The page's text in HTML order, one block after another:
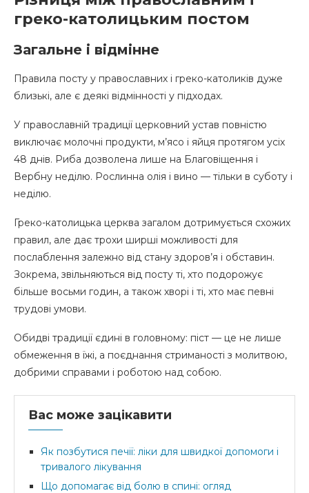
греко-католицьким постом
Загальне і відмінне
Правила посту у православних і греко-католиків дуже
близькі, але є деякі відмінності у підходах.
У православній традиції церковний устав повністю
виключає молочні продукти, м’ясо і яйця протягом усіх
48 днів. Риба дозволена лише на Благовіщення і
Вербну неділю. Рослинна олія і вино — тільки в суботу і
неділю.
Греко-католицька церква загалом дотримується схожих
правил, але дає трохи ширші можливості для
послаблення залежно від стану здоров’я і обставин.
Зокрема, звільняються від посту ті, хто подорожує
більше восьми годин, а також хворі і ті, хто має певні
трудові умови.
Обидві традиції єдині в головному: піст — це не лише
обмеження в їжі, а поєднання стриманості з молитвою,
добрими справами і роботою над собою.
Вас може зацікавити
Як позбутися печії: ліки для швидкої допомоги і
тривалого лікування
Що допомагає від болю в спині: огляд